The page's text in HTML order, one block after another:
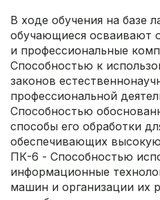
В ходе обучения на базе
обучающиеся осваивают
и профессиональные
Способностью к
законов
профессиональной
Способностью
способы его обработки
обеспечивающих
ПК-6 - Способностью
информационные
машин и организации их